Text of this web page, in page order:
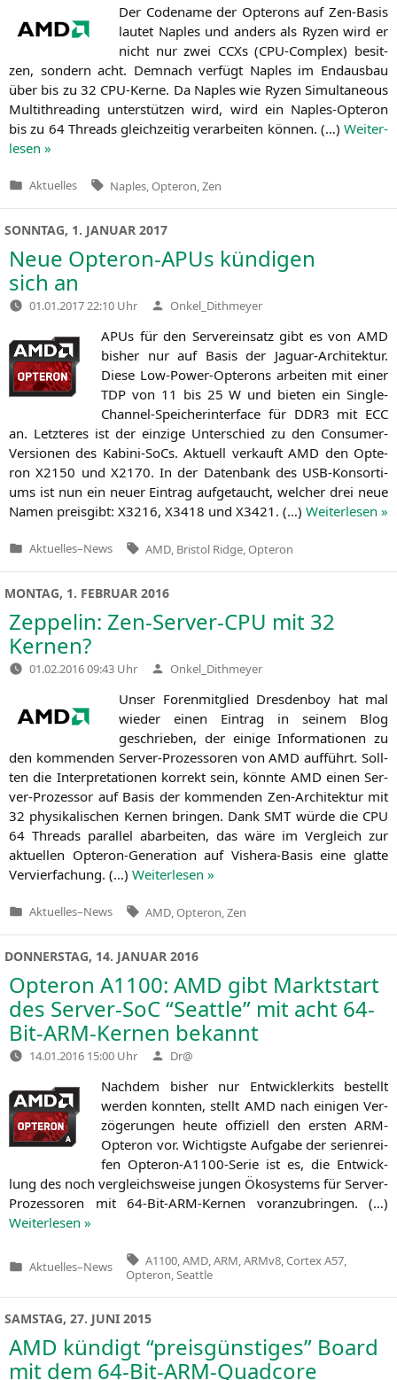
Der Code­na­me der Opte­rons auf Zen-Basis
lau­tet Nap­les und anders als Ryzen wird er
nicht nur zwei CCXs (CPU-Com­plex) besit­
zen, son­dern acht. Dem­nach ver­fügt Nap­les im End­aus­bau
über bis zu 32 CPU-Ker­ne. Da Nap­les wie Ryzen Simul­ta­neous
Mul­ti­th­re­a­ding unter­stüt­zen wird, wird ein Nap­les-Opte­ron
bis zu 64 Threads gleich­zei­tig ver­ar­bei­ten kön­nen. (…) Wei­ter­
le­sen »
Veröffentlicht
Aktuelles Tags:
Naples Opteron Zen
SONNTAG, 1. JANUAR 2017
Neue Opteron-APUs kündigen
sich an
01.01.2017 22:10 Uhr Verfasst
von
Onkel_Dithmeyer
APUs für den Ser­ver­ein­satz gibt es von AMD
bis­her nur auf Basis der Jagu­ar-Archi­tek­tur.
Die­se Low-Power-Opte­rons arbei­ten mit einer
TDP von 11 bis 25 W und bie­ten ein Sin­gle-
Chan­nel-Spei­cher­in­ter­face für DDR3 mit ECC
an. Letz­te­res ist der ein­zi­ge Unter­schied zu den Con­su­mer-
Ver­sio­nen des Kabi­ni-SoCs. Aktu­ell ver­kauftAMD den Opte­
ronX2150 und X2170. In der Daten­bank des USB-Kon­sor­ti­
ums ist nun ein neu­er Ein­trag auf­ge­taucht, wel­cher drei neue
Namen preis­gibt: X3216, X3418 und X3421 . (…) Wei­ter­le­sen »
Veröffentlicht
Aktuelles–News Tags:
AMD Bristol Ridge Opteron
MONTAG, 1. FEBRUAR 2016
Zeppelin: Zen-Server-CPU mit 32
Kernen?
01.02.2016 09:43 Uhr Verfasst
von
Onkel_Dithmeyer
Unser Foren­mit­glied Dres­den­boy hat mal
wie­der einen Ein­trag in sei­nem Blog
geschrie­ben, der eini­ge Infor­ma­tio­nen zu
den kom­men­den Ser­ver-Pro­zes­so­ren vonAMD auf­führt. Soll­
ten die Inter­pre­ta­tio­nen kor­rekt sein, könn­te AMD einen Ser­
ver-Pro­zes­sor auf Basis der kom­men­den Zen-Archi­tek­tur mit
32 phy­si­ka­li­schen Ker­nen brin­gen. DankSMTwür­de die CPU
64 Threads par­al­lel abar­bei­ten, das wäre im Ver­gleich zur
aktu­el­len Opte­ron-Gene­ra­ti­on auf Vis­he­ra-Basis eine glat­te
Ver­vier­fa­chung. (…) Wei­ter­le­sen »
Veröffentlicht
Aktuelles–News Tags:
AMD Opteron Zen
DONNERSTAG, 14. JANUAR 2016
Opteron A1100: AMD gibt Marktstart
des Server-SoC “Seattle” mit acht 64-
Bit-ARM-Kernen bekannt
14.01.2016 15:00 Uhr Verfasst
von
Dr@
Nach­dem bis­her nur Ent­wick­ler­kits bestellt
wer­den konn­ten, stellt AMD nach eini­gen Ver­
zö­ge­run­gen heu­te offi­zi­ell den ers­ten ARM-
Opte­ron vor. Wich­tigs­te Auf­ga­be der seri­en­rei­
fen Opte­ron-A1100-Serie ist es, die Ent­wick­
lung des noch ver­gleichs­wei­se jun­gen Öko­sys­tems für Ser­ver-
Pro­zes­so­ren mit 64-Bit-ARM-Ker­nen vor­an­zu­brin­gen. (…)
Wei­ter­le­sen »
Veröffentlicht
Aktuelles–News
Tags:
A1100 AMD ARM ARMv8 Cortex A57
Opteron Seattle
SAMSTAG, 27. JUNI 2015
AMD kündigt “preisgünstiges” Board
mit dem 64-Bit-ARM-Quadcore